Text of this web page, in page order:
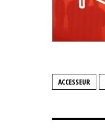
ACCESSEUR